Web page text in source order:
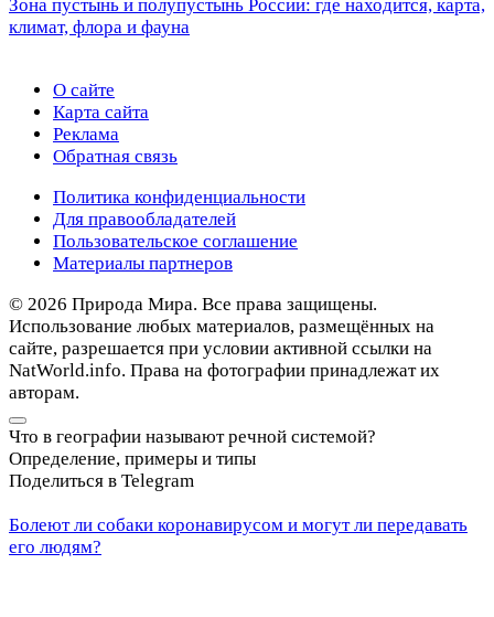
Зона пустынь и полупустынь России: где находится, карта,
климат, флора и фауна
О сайте
Карта сайта
Реклама
Обратная связь
Политика конфиденциальности
Для правообладателей
Пользовательское соглашение
Материалы партнеров
© 2026 Природа Мира. Все права защищены.
Использование любых материалов, размещённых на
сайте, разрешается при условии активной ссылки на
NatWorld.info. Права на фотографии принадлежат их
авторам.
Что в географии называют речной системой?
Определение, примеры и типы
Поделиться в Telegram
Болеют ли собаки коронавирусом и могут ли передавать
его людям?